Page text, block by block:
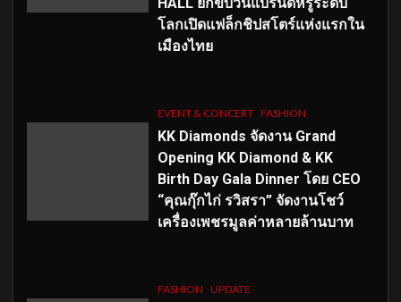
โลกเปิดแฟล็กชิปสโตร์แห่งแรกใน
เมืองไทย
EVENT & CONCERT FASHION
KK Diamonds จัดงาน Grand
Opening KK Diamond & KK
Birth Day Gala Dinner โดย CEO
“คุณกุ๊กไก่ รวิสรา” จัดงานโชว์
เครื่องเพชรมูลค่าหลายล้านบาท
FASHION UPDATE